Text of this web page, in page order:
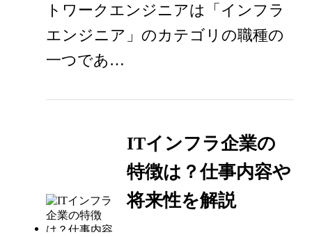
トワークエンジニアは「インフラ
エンジニア」のカテゴリの職種の
一つであ…
ITインフラ企業の
特徴は？仕事内容や
将来性を解説